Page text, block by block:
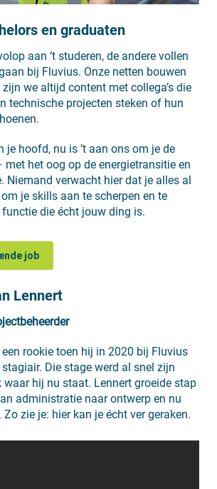
en graduaten
aan ‘t studeren, de andere vollen
bij Fluvius. Onze netten bouwen
we altijd content met collega’s die
technische projecten steken of hun
je hoofd, nu is ’t aan ons om je de
met het oog op de energietransitie en
Niemand verwacht hier dat je alles al
je skills aan te scherpen en te
die écht jouw ding is.
job
Lennert
rookie toen hij in 2020 bij Fluvius
Die stage werd al snel zijn
waar hij nu staat. Lennert groeide stap
administratie naar ontwerp en nu
Zo zie je: hier kan je écht ver geraken.